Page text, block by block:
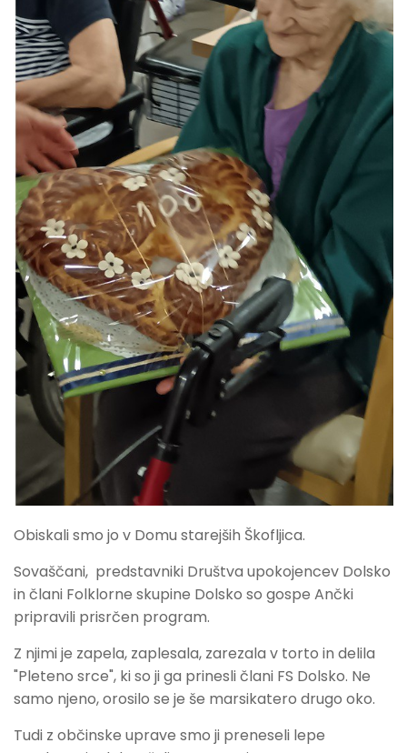
Obiskali smo jo v Domu starejših Škofljica.
Sovaščani, predstavniki Društva upokojencev Dolsko
in člani Folklorne skupine Dolsko so gospe Ančki
pripravili prisrčen program.
Z njimi je zapela, zaplesala, zarezala v torto in delila
"Pleteno srce", ki so ji ga prinesli člani FS Dolsko. Ne
samo njeno, orosilo se je še marsikatero drugo oko.
Tudi z občinske uprave smo ji preneseli lepe